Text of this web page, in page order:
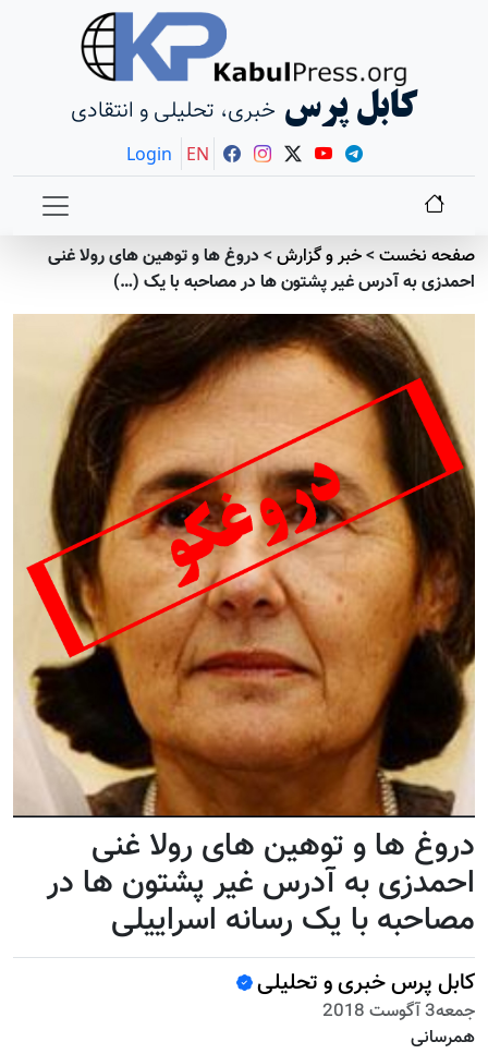
کابل پرس خبری، تحلیلی و انتقادی
Login EN
صفحه نخست>خبر و گزارش> دروغ ها و توهین های رولا غنی
احمدزی به آدرس غیر پشتون ها در مصاحبه با یک (…)
دروغ ها و توهین های رولا غنی
احمدزی به آدرس غیر پشتون ها در
مصاحبه با یک رسانه اسراییلی
کابل پرس خبری و تحلیلی
جمعه3 آگوست 2018
همرسانی